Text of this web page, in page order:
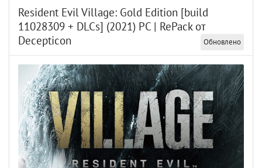
Resident Evil Village: Gold Edition [build
11028309 + DLCs] (2021) PC | RePack от
Decepticon
Обновлено